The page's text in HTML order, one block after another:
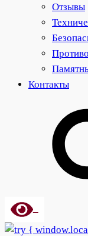
Отзывы
Контакты